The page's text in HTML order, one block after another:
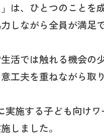
は、ひとつのことを
しながら全員が満足
活では触れる機会の
工夫を重ねながら取
実施する子ども向け
しました。